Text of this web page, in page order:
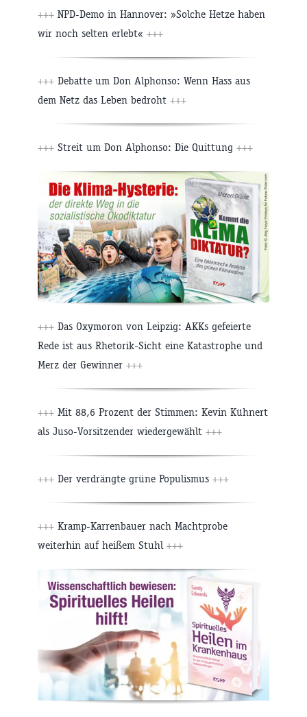
+++ NPD-Demo in Hannover: »Solche Hetze haben
wir noch selten erlebt« +++
+++ Debatte um Don Alphonso: Wenn Hass aus
dem Netz das Leben bedroht +++
+++ Streit um Don Alphonso: Die Quittung +++
+++ Das Oxymoron von Leipzig: AKKs gefeierte
Rede ist aus Rhetorik-Sicht eine Katastrophe und
Merz der Gewinner +++
+++ Mit 88,6 Prozent der Stimmen: Kevin Kühnert
als Juso-Vorsitzender wiedergewählt +++
+++ Der verdrängte grüne Populismus +++
+++ Kramp-Karrenbauer nach Machtprobe
weiterhin auf heißem Stuhl +++